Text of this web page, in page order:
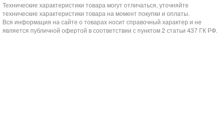
Технические характеристики товара могут отличаться, уточняйте
технические характеристики товара на момент покупки и оплаты.
Вся информация на сайте о товарах носит справочный характер и не
является публичной офертой в соответствии с пунктом 2 статьи 437 ГК РФ.